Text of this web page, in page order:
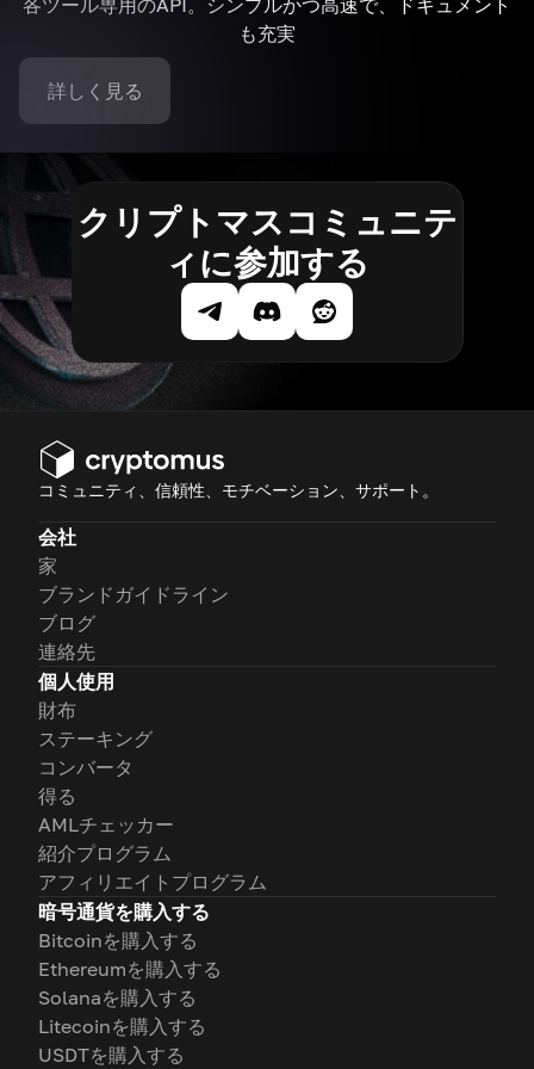
各ツール専用のAPI。シンプルかつ高速で、ドキュメント
も充実
詳しく見る
クリプトマスコミュニテ
ィに参加する
コミュニティ、信頼性、モチベーション、サポート。
会社
家
ブランドガイドライン
ブログ
連絡先
個人使用
財布
ステーキング
コンバータ
得る
AMLチェッカー
紹介プログラム
アフィリエイトプログラム
暗号通貨を購入する
Bitcoinを購入する
Ethereumを購入する
Solanaを購入する
Litecoinを購入する
USDTを購入する